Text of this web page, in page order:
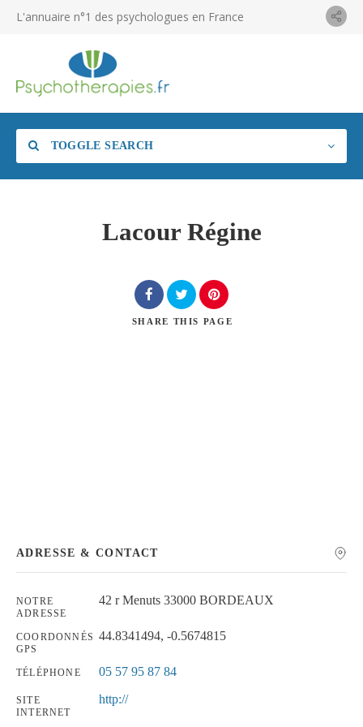
L'annuaire n°1 des psychologues en France
TOGGLE SEARCH
Lacour Régine
SHARE THIS PAGE
ADRESSE & CONTACT
NOTRE
ADRESSE
42 r Menuts 33000 BORDEAUX
COORDONNÉS
GPS
44.8341494, -0.5674815
TÉLÉPHONE 05 57 95 87 84
SITE
INTERNET
http://